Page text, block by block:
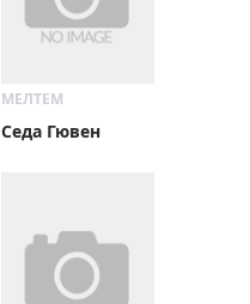
МЕЛТЕМ
Седа Гювен